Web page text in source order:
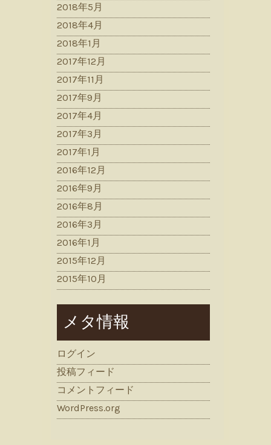
2018年5月
2018年4月
2018年1月
2017年12月
2017年11月
2017年9月
2017年4月
2017年3月
2017年1月
2016年12月
2016年9月
2016年8月
2016年3月
2016年1月
2015年12月
2015年10月
メタ情報
ログイン
投稿フィード
コメントフィード
WordPress.org